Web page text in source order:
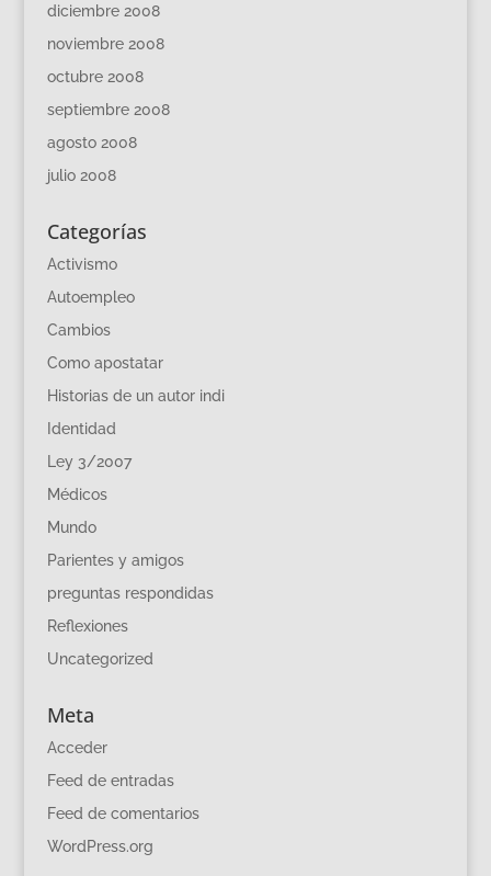
diciembre 2008
noviembre 2008
octubre 2008
septiembre 2008
agosto 2008
julio 2008
Categorías
Activismo
Autoempleo
Cambios
Como apostatar
Historias de un autor indi
Identidad
Ley 3/2007
Médicos
Mundo
Parientes y amigos
preguntas respondidas
Reflexiones
Uncategorized
Meta
Acceder
Feed de entradas
Feed de comentarios
WordPress.org